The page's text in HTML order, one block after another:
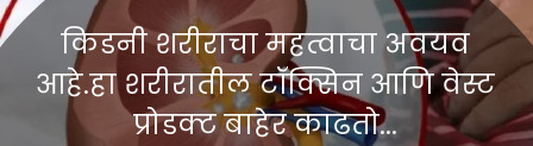
किडनी शरीराचा महत्वाचा अवयव
आहे.हा शरीरातील टॉक्सिन आणि वेस्ट
प्रोडक्ट बाहेर काढतो...